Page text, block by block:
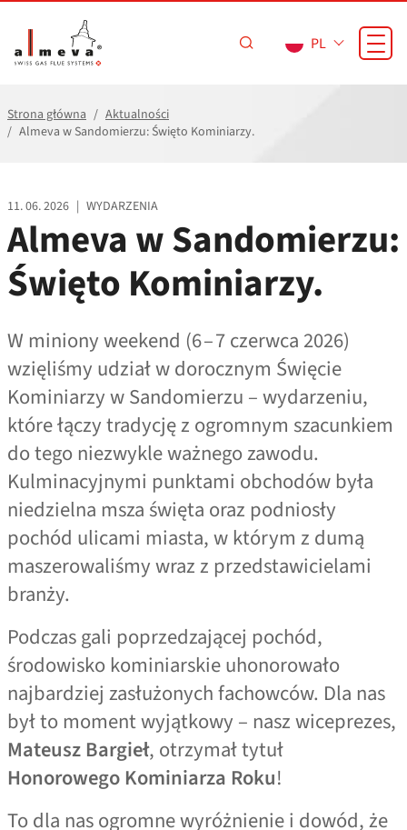
PL
Strona główna
Aktualności
Almeva w Sandomierzu: Święto Kominiarzy.
11. 06. 2026 | WYDARZENIA
Almeva w Sandomierzu:
Święto Kominiarzy.
W miniony weekend (6 – 7 czerwca 2026)
wzięliśmy udział w dorocznym Święcie
Kominiarzy w Sandomierzu – wydarzeniu,
które łączy tradycję z ogromnym szacunkiem
do tego niezwykle ważnego zawodu.
Kulminacyjnymi punktami obchodów była
niedzielna msza święta oraz podniosły
pochód ulicami miasta, w którym z dumą
maszerowaliśmy wraz z przedstawicielami
branży.
Podczas gali poprzedzającej pochód,
środowisko kominiarskie uhonorowało
najbardziej zasłużonych fachowców. Dla nas
był to moment wyjątkowy – nasz wiceprezes,
Mateusz Bargieł, otrzymał tytuł
Honorowego Kominiarza Roku!
To dla nas ogromne wyróżnienie i dowód, że